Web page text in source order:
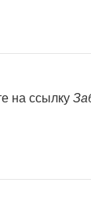
на ссылку